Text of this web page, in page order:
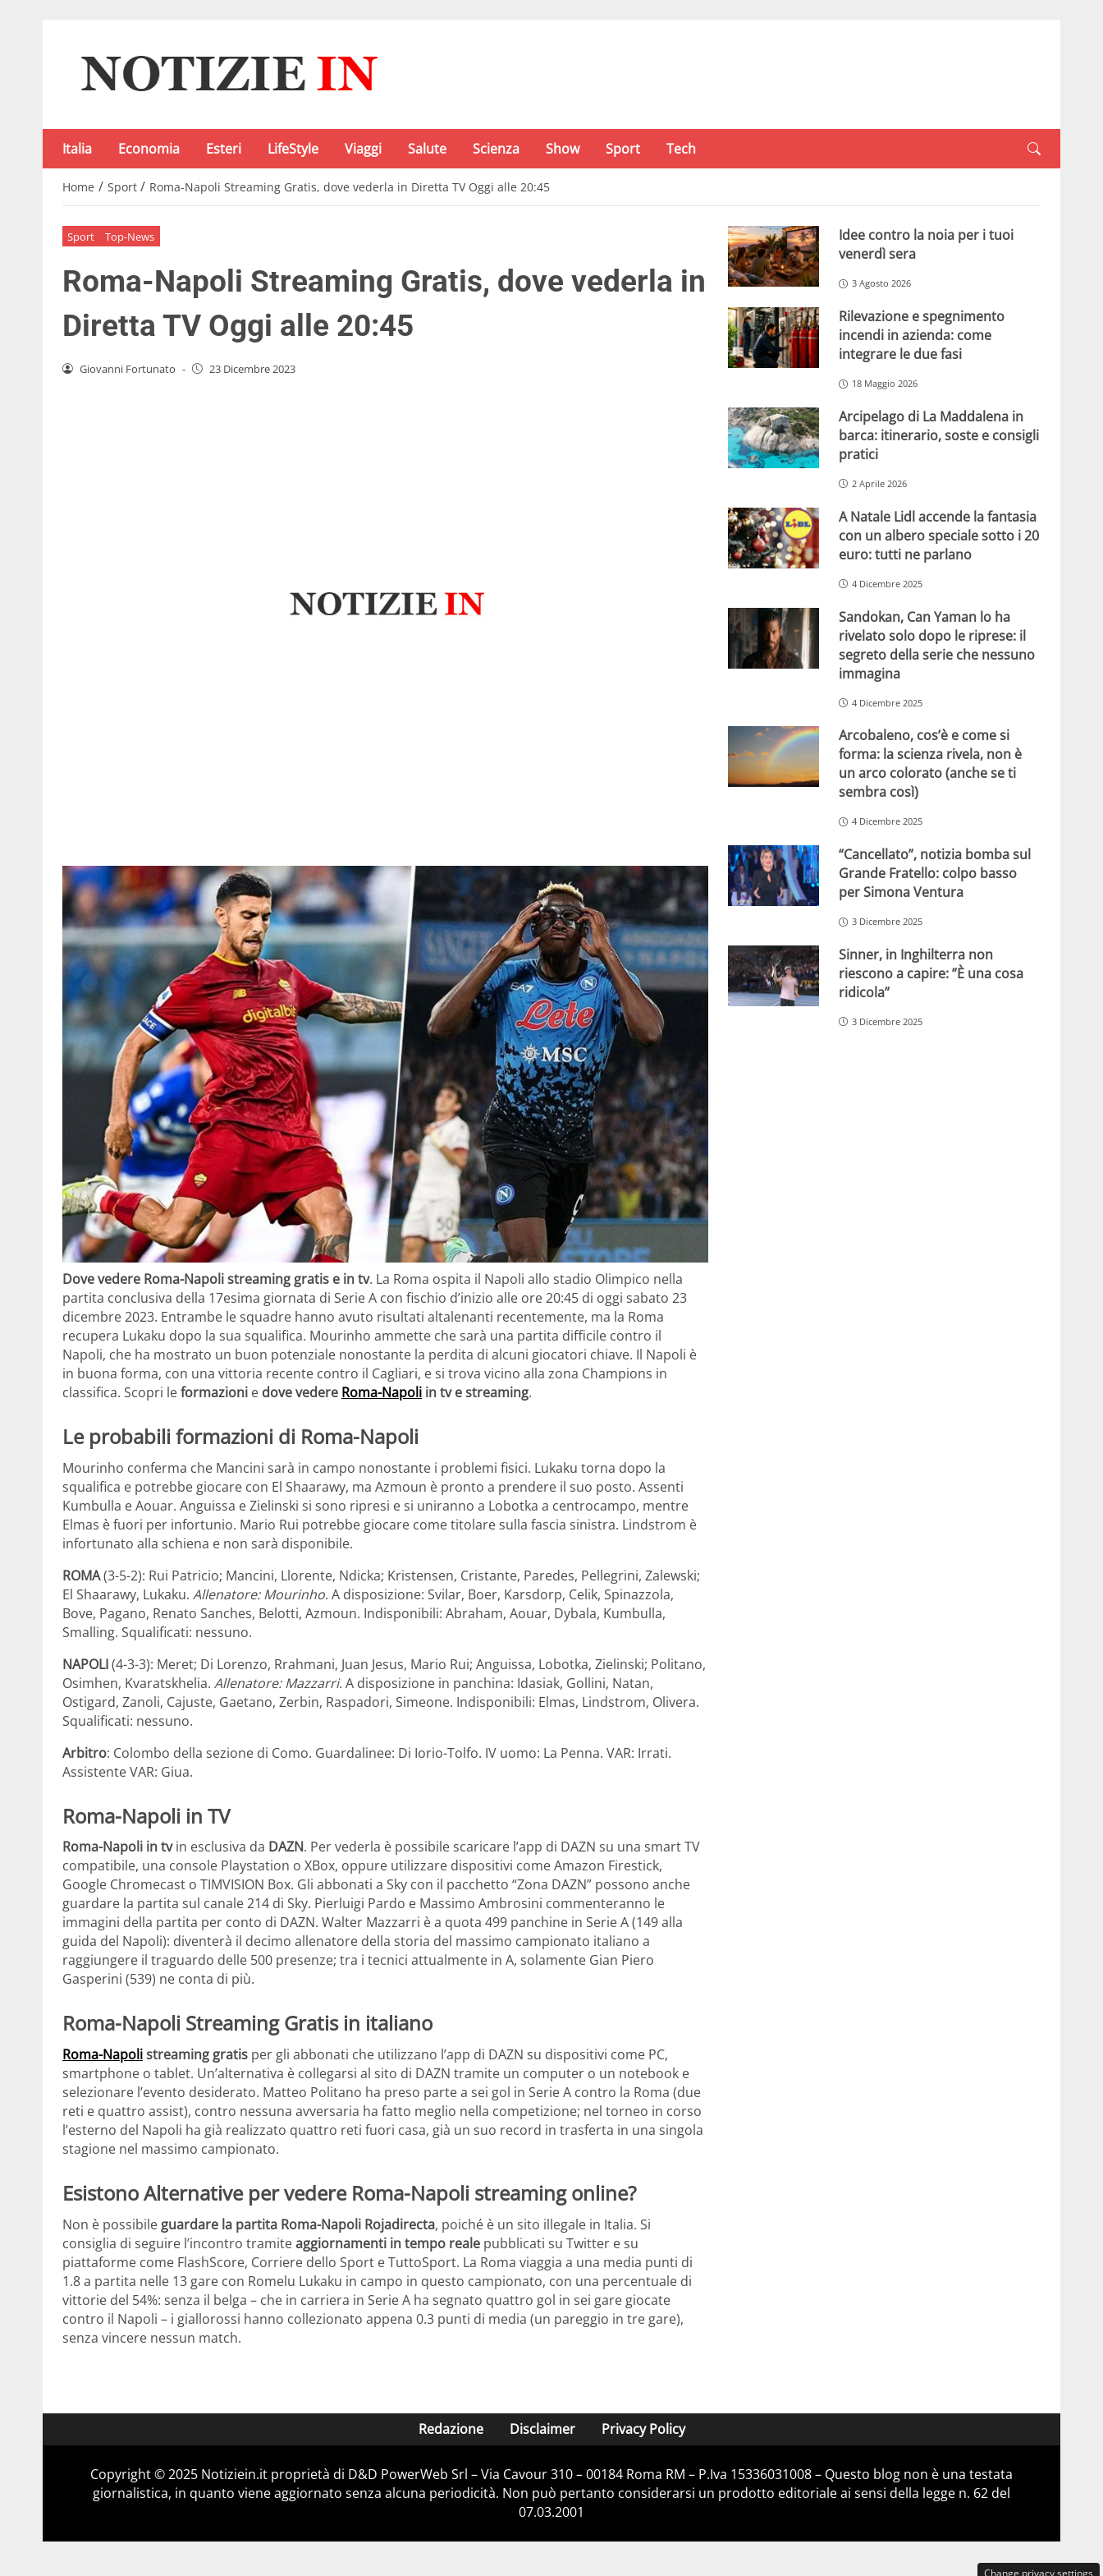
Italia Economia Esteri LifeStyle Viaggi Salute Scienza Show Sport Tech
Home / Sport / Roma-Napoli Streaming Gratis, dove vederla in Diretta TV Oggi alle 20:45
Sport Top-News
Roma-Napoli Streaming Gratis, dove vederla in
Diretta TV Oggi alle 20:45
Giovanni Fortunato - 23 Dicembre 2023
Dove vedere Roma-Napoli streaming gratis e in tv. La Roma ospita il Napoli allo stadio Olimpico nella
partita conclusiva della 17esima giornata di Serie A con fischio d’inizio alle ore 20:45 di oggi sabato 23
dicembre 2023. Entrambe le squadre hanno avuto risultati altalenanti recentemente, ma la Roma
recupera Lukaku dopo la sua squalifica. Mourinho ammette che sarà una partita difficile contro il
Napoli, che ha mostrato un buon potenziale nonostante la perdita di alcuni giocatori chiave. Il Napoli è
in buona forma, con una vittoria recente contro il Cagliari, e si trova vicino alla zona Champions in
classifica. Scopri leformazioni e dove vedere Roma-Napoli in tv e streaming.
Le probabili formazioni di Roma-Napoli
Mourinho conferma che Mancini sarà in campo nonostante i problemi fisici. Lukaku torna dopo la
squalifica e potrebbe giocare con El Shaarawy, ma Azmoun è pronto a prendere il suo posto. Assenti
Kumbulla e Aouar. Anguissa e Zielinski si sono ripresi e si uniranno a Lobotka a centrocampo, mentre
Elmas è fuori per infortunio. Mario Rui potrebbe giocare come titolare sulla fascia sinistra. Lindstrom è
infortunato alla schiena e non sarà disponibile.
ROMA(3-5-2): Rui Patricio; Mancini, Llorente, Ndicka; Kristensen, Cristante, Paredes, Pellegrini, Zalewski;
El Shaarawy, Lukaku. Allenatore: Mourinho. A disposizione: Svilar, Boer, Karsdorp, Celik, Spinazzola,
Bove, Pagano, Renato Sanches, Belotti, Azmoun. Indisponibili: Abraham, Aouar, Dybala, Kumbulla,
Smalling. Squalificati: nessuno.
NAPOLI(4-3-3): Meret; Di Lorenzo, Rrahmani, Juan Jesus, Mario Rui; Anguissa, Lobotka, Zielinski; Politano,
Osimhen, Kvaratskhelia. Allenatore: Mazzarri. A disposizione in panchina: Idasiak, Gollini, Natan,
Ostigard, Zanoli, Cajuste, Gaetano, Zerbin, Raspadori, Simeone. Indisponibili: Elmas, Lindstrom, Olivera.
Squalificati: nessuno.
Arbitro: Colombo della sezione di Como. Guardalinee: Di Iorio-Tolfo. IV uomo: La Penna. VAR: Irrati.
Assistente VAR: Giua.
Roma-Napoli in TV
Roma-Napoli in tvin esclusiva da DAZN. Per vederla è possibile scaricare l’app di DAZN su una smart TV
compatibile, una console Playstation o XBox, oppure utilizzare dispositivi come Amazon Firestick,
Google Chromecast o TIMVISION Box. Gli abbonati a Sky con il pacchetto “Zona DAZN” possono anche
guardare la partita sul canale 214 di Sky. Pierluigi Pardo e Massimo Ambrosini commenteranno le
immagini della partita per conto di DAZN. Walter Mazzarri è a quota 499 panchine in Serie A (149 alla
guida del Napoli): diventerà il decimo allenatore della storia del massimo campionato italiano a
raggiungere il traguardo delle 500 presenze; tra i tecnici attualmente in A, solamente Gian Piero
Gasperini (539) ne conta di più.
Roma-Napoli Streaming Gratis in italiano
Roma-Napolistreaming gratis per gli abbonati che utilizzano l’app di DAZN su dispositivi come PC,
smartphone o tablet. Un’alternativa è collegarsi al sito di DAZN tramite un computer o un notebook e
selezionare l’evento desiderato. Matteo Politano ha preso parte a sei gol in Serie A contro la Roma (due
reti e quattro assist), contro nessuna avversaria ha fatto meglio nella competizione; nel torneo in corso
l’esterno del Napoli ha già realizzato quattro reti fuori casa, già un suo record in trasferta in una singola
stagione nel massimo campionato.
Esistono Alternative per vedere Roma-Napoli streaming online?
Non è possibile guardare la partita Roma-Napoli Rojadirecta, poiché è un sito illegale in Italia. Si
consiglia di seguire l’incontro tramiteaggiornamenti in tempo reale pubblicati su Twitter e su
piattaforme come FlashScore, Corriere dello Sport e TuttoSport. La Roma viaggia a una media punti di
1.8 a partita nelle 13 gare con Romelu Lukaku in campo in questo campionato, con una percentuale di
vittorie del 54%: senza il belga – che in carriera in Serie A ha segnato quattro gol in sei gare giocate
contro il Napoli – i giallorossi hanno collezionato appena 0.3 punti di media (un pareggio in tre gare),
senza vincere nessun match.
Idee contro la noia per i tuoi
venerdì sera
3 Agosto 2026
Rilevazione e spegnimento
incendi in azienda: come
integrare le due fasi
18 Maggio 2026
Arcipelago di La Maddalena in
barca: itinerario, soste e consigli
pratici
2 Aprile 2026
A Natale Lidl accende la fantasia
con un albero speciale sotto i 20
euro: tutti ne parlano
4 Dicembre 2025
Sandokan, Can Yaman lo ha
rivelato solo dopo le riprese: il
segreto della serie che nessuno
immagina
4 Dicembre 2025
Arcobaleno, cos’è e come si
forma: la scienza rivela, non è
un arco colorato (anche se ti
sembra così)
4 Dicembre 2025
“Cancellato”, notizia bomba sul
Grande Fratello: colpo basso
per Simona Ventura
3 Dicembre 2025
Sinner, in Inghilterra non
riescono a capire: ”È una cosa
ridicola”
3 Dicembre 2025
Redazione Disclaimer Privacy Policy
Copyright © 2025 Notiziein.it proprietà di D&D PowerWeb Srl – Via Cavour 310 – 00184 Roma RM – P.Iva 15336031008 – Questo blog non è una testata
giornalistica, in quanto viene aggiornato senza alcuna periodicità. Non può pertanto considerarsi un prodotto editoriale ai sensi della legge n. 62 del
07.03.2001
Change privacy settings